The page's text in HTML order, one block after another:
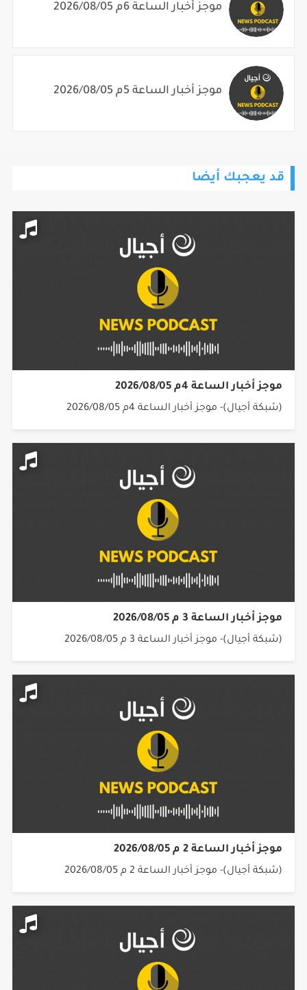
موجز أخبار الساعة 6م 2026/08/05
موجز أخبار الساعة 5م 2026/08/05
قد يعجبك أيضا
موجز أخبار الساعة 4م 2026/08/05
(شبكة أجيال)- موجز أخبار الساعة 4م 2026/08/05
موجز أخبار الساعة 3 م 2026/08/05
(شبكة أجيال)- موجز أخبار الساعة 3 م 2026/08/05
موجز أخبار الساعة 2 م 2026/08/05
(شبكة أجيال)- موجز أخبار الساعة 2 م 2026/08/05